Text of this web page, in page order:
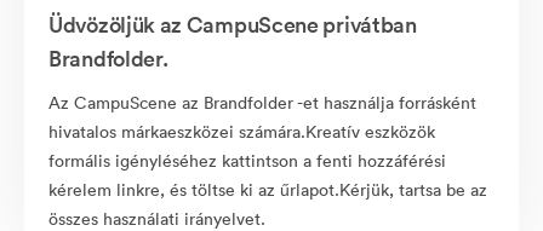
Üdvözöljük az CampuScene privátban
Brandfolder.
Az CampuScene az Brandfolder -et használja forrásként
hivatalos márkaeszközei számára.Kreatív eszközök
formális igényléséhez kattintson a fenti hozzáférési
kérelem linkre, és töltse ki az űrlapot.Kérjük, tartsa be az
összes használati irányelvet.